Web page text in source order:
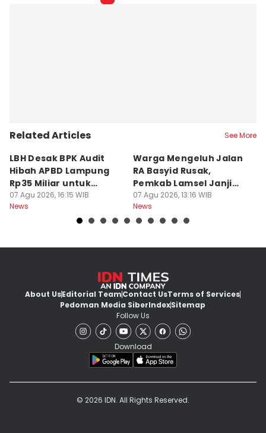
Related Articles See More
LBH Desak BPK Audit
Hibah APBD Lampung
Rp35 Miliar untuk
Kejaksaan
07 Agu 2026, 16:15 WIB
News
Warga Mengeluh Jalan
RA Basyid Rusak,
Pemkab Lamsel Janji
Segera Perbaiki
07 Agu 2026, 13:16 WIB
News
About UsEditorial TeamContact UsTerms of Services
Pedoman Media SiberIndexSitemap
Follow Us
Download
© 2026 IDN. All Rights Reserved.